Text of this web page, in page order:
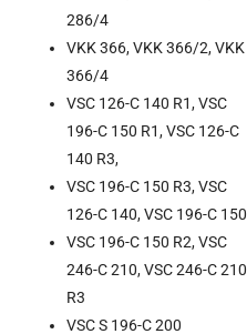
286/4
VKK 366, VKK 366/2, VKK
366/4
VSC 126-C 140 R1, VSC
196-C 150 R1, VSC 126-C
140 R3,
VSC 196-C 150 R3, VSC
126-C 140, VSC 196-C 150
VSC 196-C 150 R2, VSC
246-C 210, VSC 246-C 210
R3
VSC S 196-C 200